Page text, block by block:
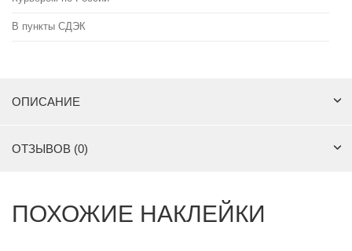
В пункты СДЭК
ОПИСАНИЕ
ОТЗЫВОВ (0)
ПОХОЖИЕ НАКЛЕЙКИ